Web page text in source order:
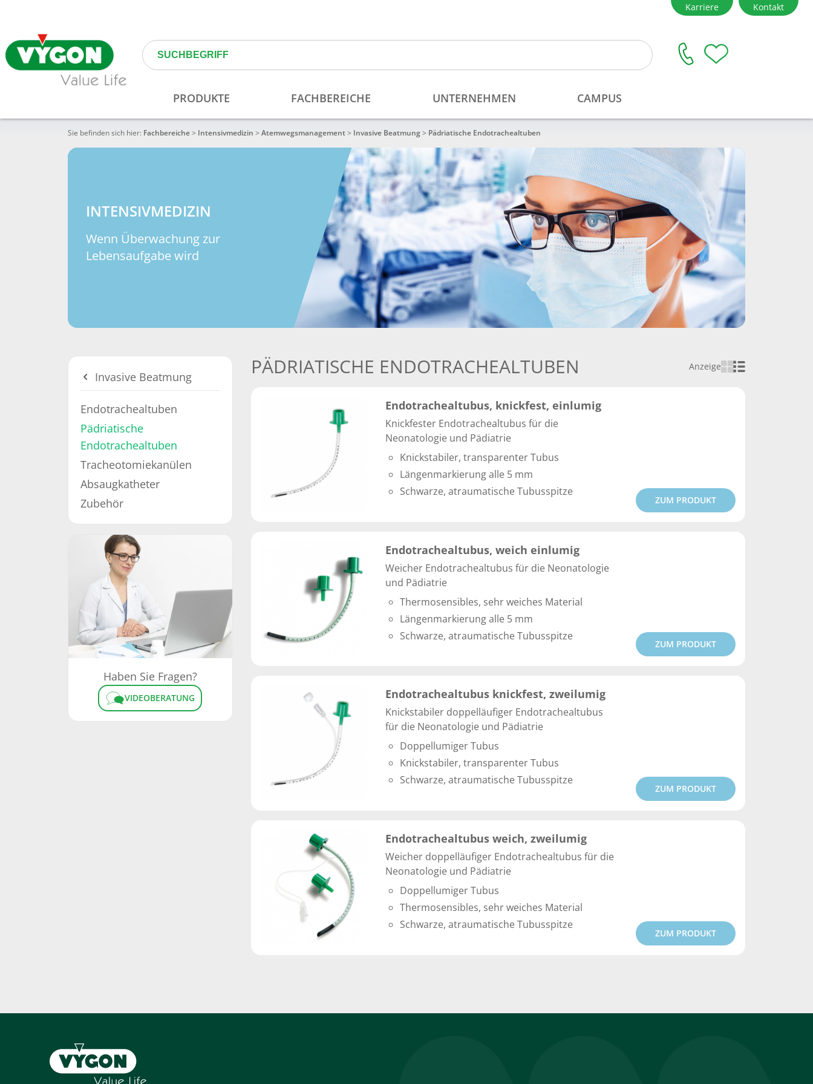
Sie befinden sich hier: Fachbereiche> Intensivmedizin > Atemwegsmanagement> Invasive Beatmung> Pädriatische Endotrachealtuben
INTENSIVMEDIZIN
Wenn Überwachung zur
Lebensaufgabe wird
Invasive Beatmung
Endotrachealtuben
Pädriatische
Endotrachealtuben
Tracheotomiekanülen
Absaugkatheter
Zubehör
Haben Sie Fragen?
VIDEOBERATUNG
PÄDRIATISCHE ENDOTRACHEALTUBEN Anzeige
Endotrachealtubus, knickfest, einlumig
Knickfester Endotrachealtubus für die
Neonatologie und Pädiatrie
Knickstabiler, transparenter Tubus
Längenmarkierung alle 5 mm
Schwarze, atraumatische Tubusspitze
ZUM PRODUKT
Endotrachealtubus, weich einlumig
Weicher Endotrachealtubus für die Neonatologie
und Pädiatrie
Thermosensibles, sehr weiches Material
Längenmarkierung alle 5 mm
Schwarze, atraumatische Tubusspitze
ZUM PRODUKT
Endotrachealtubus knickfest, zweilumig
Knickstabiler doppelläufiger Endotrachealtubus
für die Neonatologie und Pädiatrie
Doppellumiger Tubus
Knickstabiler, transparenter Tubus
Schwarze, atraumatische Tubusspitze
ZUM PRODUKT
Endotrachealtubus weich, zweilumig
Weicher doppelläufiger Endotrachealtubus für die
Neonatologie und Pädiatrie
Doppellumiger Tubus
Thermosensibles, sehr weiches Material
Schwarze, atraumatische Tubusspitze
ZUM PRODUKT